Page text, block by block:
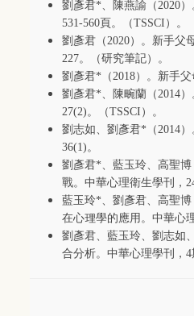
劉彥君*、陳燕諭（2020
531-560頁。（TSSCI ）。
劉彥君（2020）。新手父
227。（研究筆記）。
劉彥君* （2018）。新手
劉彥君*、陳畹蘭（2014
27(2)。（TSSCI ）。
劉志如、劉彥君* （2014
36(1)。
劉彥君*、藍玉玲、高聖博
戰。中華心理衛生學刊，
藍玉玲*、劉彥君、高聖博
在心理學的應用。中華心
劉彥君、藍玉玲、劉志如
合分析。中華心理學刊， 4